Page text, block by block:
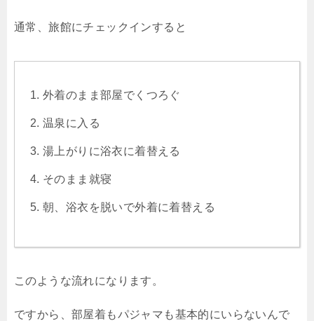
通常、旅館にチェックインすると
外着のまま部屋でくつろぐ
温泉に入る
湯上がりに浴衣に着替える
そのまま就寝
朝、浴衣を脱いで外着に着替える
このような流れになります。
ですから、部屋着もパジャマも基本的にいらないんで